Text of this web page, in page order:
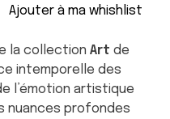
Ajouter à ma whishlist
la collection Art de
intemporelle des
l’émotion artistique
nuances profondes